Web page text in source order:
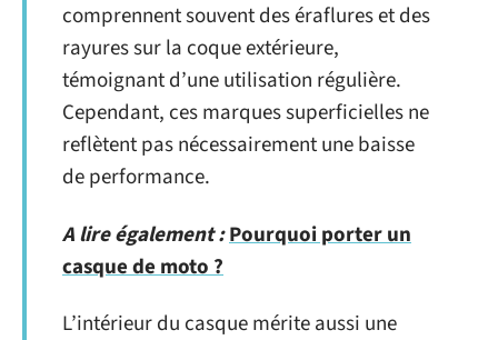
comprennent souvent des éraflures et des
rayures sur la coque extérieure,
témoignant d’une utilisation régulière.
Cependant, ces marques superficielles ne
reflètent pas nécessairement une baisse
de performance.
A lire également :Pourquoi porter un
casque de moto ?
L’intérieur du casque mérite aussi une